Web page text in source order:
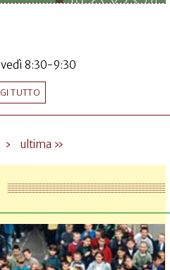
8:30-9:30
TUTTO
› ultima »